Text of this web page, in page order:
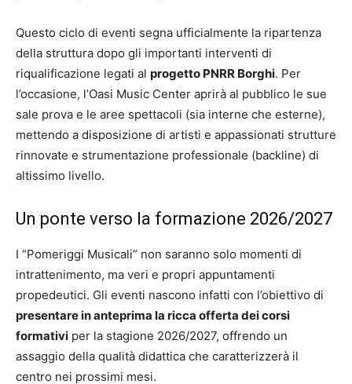
Questo ciclo di eventi segna ufficialmente la ripartenza
della struttura dopo gli importanti interventi di
riqualificazione legati al progetto PNRR Borghi. Per
l’occasione, l’Oasi Music Center aprirà al pubblico le sue
sale prova e le aree spettacoli (sia interne che esterne),
mettendo a disposizione di artisti e appassionati strutture
rinnovate e strumentazione professionale (backline) di
altissimo livello.
Un ponte verso la formazione 2026/2027
I “Pomeriggi Musicali” non saranno solo momenti di
intrattenimento, ma veri e propri appuntamenti
propedeutici. Gli eventi nascono infatti con l’obiettivo di
presentare in anteprima la ricca offerta dei corsi
formativi per la stagione 2026/2027, offrendo un
assaggio della qualità didattica che caratterizzerà il
centro nei prossimi mesi.